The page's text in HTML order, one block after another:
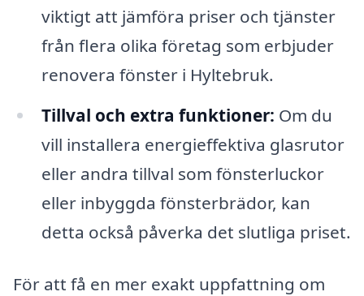
viktigt att jämföra priser och tjänster
från flera olika företag som erbjuder
renovera fönster i Hyltebruk.
Tillval och extra funktioner: Om du
vill installera energieffektiva glasrutor
eller andra tillval som fönsterluckor
eller inbyggda fönsterbrädor, kan
detta också påverka det slutliga priset.
För att få en mer exakt uppfattning om